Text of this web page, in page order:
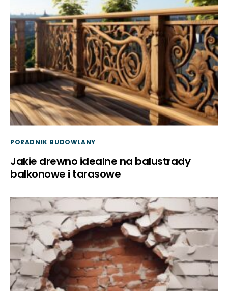
PORADNIK BUDOWLANY
Jakie drewno idealne na balustrady
balkonowe i tarasowe